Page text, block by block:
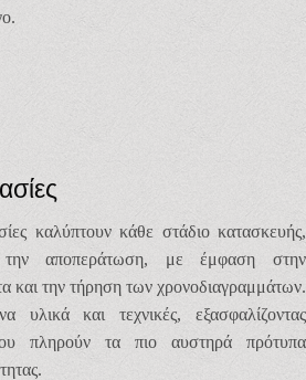
καλύπτουν κάθε στάδιο κατασκευής,
αποπεράτωση, με έμφαση στην
και την τήρηση των χρονοδιαγραμμάτων.
υλικά και τεχνικές, εξασφαλίζοντας
πληρούν τα πιο αυστηρά πρότυπα